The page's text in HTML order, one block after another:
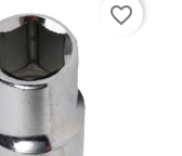
favorite_border